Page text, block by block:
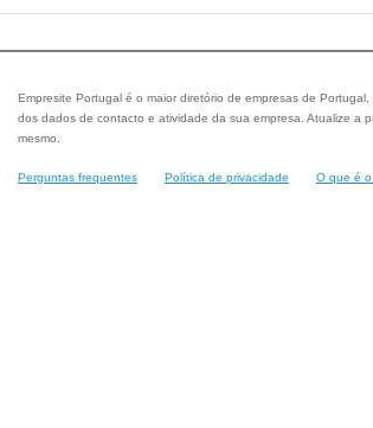
Empresite Portugal é o maior diretório de empresas de
dos dados de contacto e atividade da sua empresa. Atualize a
mesmo.
Perguntas frequentes Política de privacidade O que é